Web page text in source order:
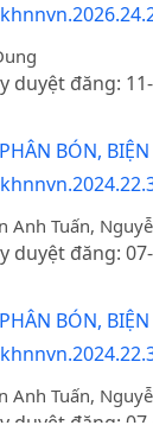
duyệt đăng:
BÓN,
Anh Tuấn,
duyệt đăng:
BÓN,
Anh Tuấn,
duyệt đăng: